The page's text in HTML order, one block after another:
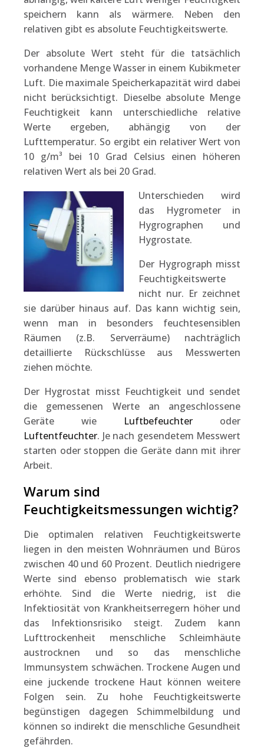
speichern kann als wärmere. Neben den
relativen gibt es absolute Feuchtigkeitswerte.
Der absolute Wert steht für die tatsächlich
vorhandene Menge Wasser in einem Kubikmeter
Luft. Die maximale Speicherkapazität wird dabei
nicht berücksichtigt. Dieselbe absolute Menge
Feuchtigkeit kann unterschiedliche relative
Werte ergeben, abhängig von der
Lufttemperatur. So ergibt ein relativer Wert von
10 g/m³ bei 10 Grad Celsius einen höheren
relativen Wert als bei 20 Grad.
Unterschieden wird
das Hygrometer in
Hygrographen und
Hygrostate.
Der Hygrograph misst
Feuchtigkeitswerte
nicht nur. Er zeichnet
sie darüber hinaus auf. Das kann wichtig sein,
wenn man in besonders feuchtesensiblen
Räumen (z.B. Serverräume) nachträglich
detaillierte Rückschlüsse aus Messwerten
ziehen möchte.
Der Hygrostat misst Feuchtigkeit und sendet
die gemessenen Werte an angeschlossene
Geräte wie Luftbefeuchter oder
Luftentfeuchter. Je nach gesendetem Messwert
starten oder stoppen die Geräte dann mit ihrer
Arbeit.
Warum sind
Feuchtigkeitsmessungen wichtig?
Die optimalen relativen Feuchtigkeitswerte
liegen in den meisten Wohnräumen und Büros
zwischen 40 und 60 Prozent. Deutlich niedrigere
Werte sind ebenso problematisch wie stark
erhöhte. Sind die Werte niedrig, ist die
Infektiosität von Krankheitserregern höher und
das Infektionsrisiko steigt. Zudem kann
Lufttrockenheit menschliche Schleimhäute
austrocknen und so das menschliche
Immunsystem schwächen. Trockene Augen und
eine juckende trockene Haut können weitere
Folgen sein. Zu hohe Feuchtigkeitswerte
begünstigen dagegen Schimmelbildung und
können so indirekt die menschliche Gesundheit
gefährden.